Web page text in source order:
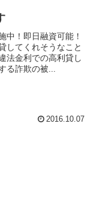
中！即日融資可能！
してくれそうなこと
法金利での高利貸し
る詐欺の被...
2016.10.07